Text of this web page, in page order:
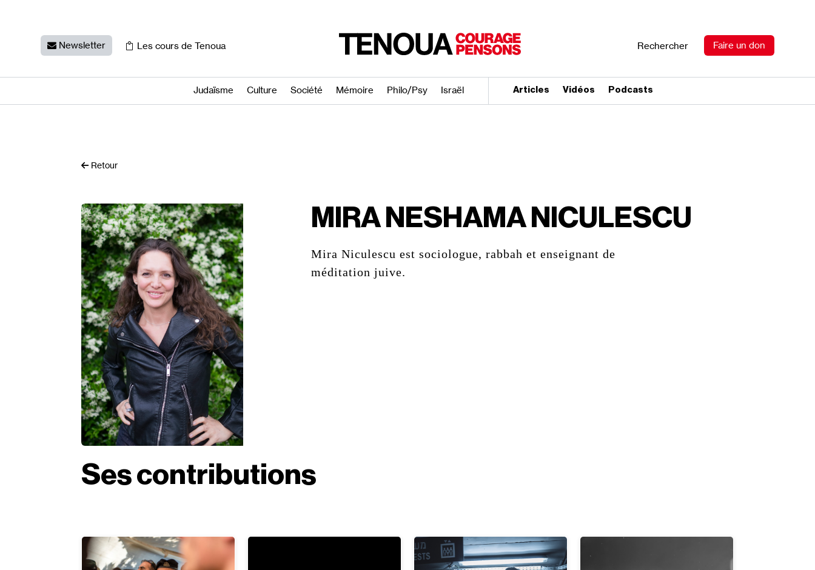
Newsletter Les cours de Tenoua Rechercher Faire un don
Judaïsme Culture Société Mémoire Philo/​Psy Israël Articles Vidéos Podcasts
Retour
MIRA NESHAMA NICULESCU
Mira Niculescu est sociologue, rabbah et enseignant de
méditation juive.
Ses contributions